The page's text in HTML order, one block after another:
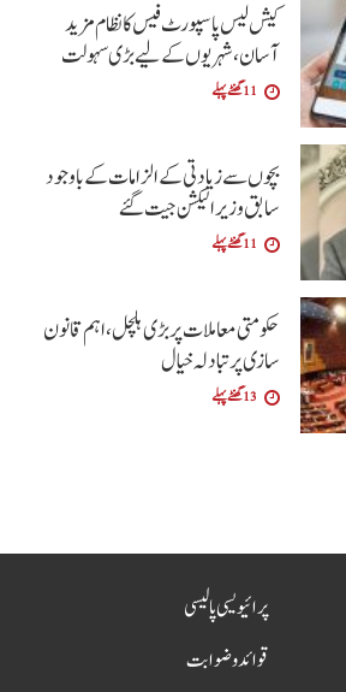
کیش لیس پاسپورٹ فیس کا نظام مزید
آسان،شہریوں کے لیے بڑی سہولت
11 گھنٹے پہلے
بچوں سے زیادتی کے الزامات کے باوجود
سابق وزیر الیکشن جیت گئے
11 گھنٹے پہلے
حکومتی معاملات پر بڑی ہلچل ،اہم قانون
سازی پر تبادلہ خیال
13 گھنٹے پہلے
پرائیویسی پالیسی
قوائد و ضوابت